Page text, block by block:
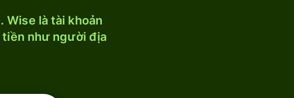
Wise là tài khoản
như người địa